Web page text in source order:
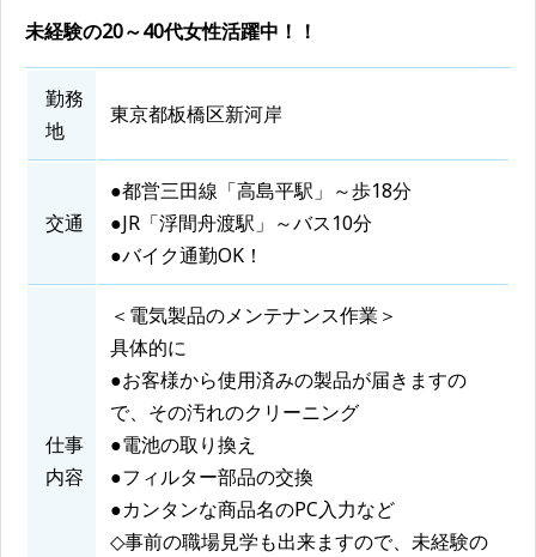
未経験の20～40代女性活躍中！！
勤務
地
東京都板橋区新河岸
交通
●都営三田線「高島平駅」～歩18分
●JR「浮間舟渡駅」～バス10分
●バイク通勤OK！
仕事
内容
＜電気製品のメンテナンス作業＞
具体的に
●お客様から使用済みの製品が届きますの
で、その汚れのクリーニング
●電池の取り換え
●フィルター部品の交換
●カンタンな商品名のPC入力など
◇事前の職場見学も出来ますので、未経験の